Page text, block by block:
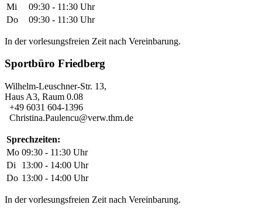
Mi
09:30 - 11:30 Uhr
Do
09:30 - 11:30 Uhr
In der vorlesungsfreien Zeit nach Vereinbarung.
Sportbüro Friedberg
Wilhelm-Leuschner-Str. 13,
Haus A3, Raum 0.08
+49 6031 604-1396
Christina.Paulencu@verw.thm.de
Sprechzeiten:
Mo 09:30 - 11:30 Uhr
Di
13:00 - 14:00 Uhr
Do 13:00 - 14:00 Uhr
In der vorlesungsfreien Zeit nach Vereinbarung.